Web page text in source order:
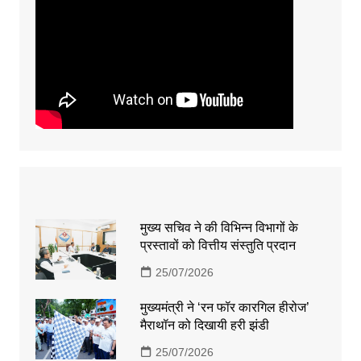
मुख्य सचिव ने की विभिन्न विभागों के
प्रस्तावों को वित्तीय संस्तुति प्रदान
25/07/2026
मुख्यमंत्री ने ‘रन फॉर कारगिल हीरोज’
मैराथॉन को दिखायी हरी झंडी
25/07/2026